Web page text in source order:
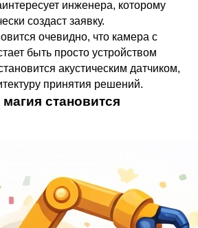
инженера, которому
создаст заявку.
очевидно, что камера с
быть просто устройством
акустическим датчиком,
принятия решений.
становится